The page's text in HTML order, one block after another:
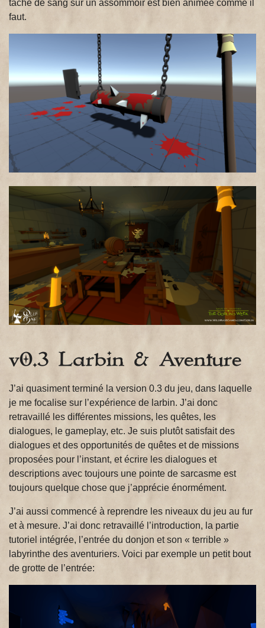
tâche de sang sur un assommoir est bien animée comme il
faut.
v0.3 Larbin & Aventure
J’ai quasiment terminé la version 0.3 du jeu, dans laquelle
je me focalise sur l’expérience de larbin. J’ai donc
retravaillé les différentes missions, les quêtes, les
dialogues, le gameplay, etc. Je suis plutôt satisfait des
dialogues et des opportunités de quêtes et de missions
proposées pour l’instant, et écrire les dialogues et
descriptions avec toujours une pointe de sarcasme est
toujours quelque chose que j’apprécie énormément.
J’ai aussi commencé à reprendre les niveaux du jeu au fur
et à mesure. J’ai donc retravaillé l’introduction, la partie
tutoriel intégrée, l’entrée du donjon et son « terrible »
labyrinthe des aventuriers. Voici par exemple un petit bout
de grotte de l’entrée: